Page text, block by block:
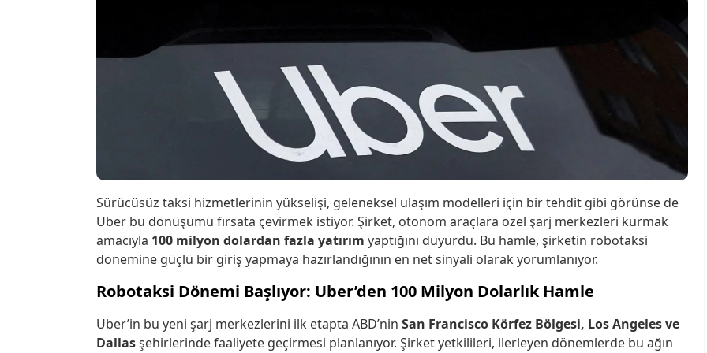
Sürücüsüz taksi hizmetlerinin yükselişi, geleneksel ulaşım modelleri için bir tehdit gibi görünse de
Uber bu dönüşümü fırsata çevirmek istiyor. Şirket, otonom araçlara özel şarj merkezleri kurmak
amacıyla 100 milyon dolardan fazla yatırım yaptığını duyurdu. Bu hamle, şirketin robotaksi
dönemine güçlü bir giriş yapmaya hazırlandığının en net sinyali olarak yorumlanıyor.
Robotaksi Dönemi Başlıyor: Uber’den 100 Milyon Dolarlık Hamle
Uber’in bu yeni şarj merkezlerini ilk etapta ABD’nin San Francisco Körfez Bölgesi, Los Angeles ve
Dallasşehirlerinde faaliyete geçirmesi planlanıyor. Şirket yetkilileri, ilerleyen dönemlerde bu ağın